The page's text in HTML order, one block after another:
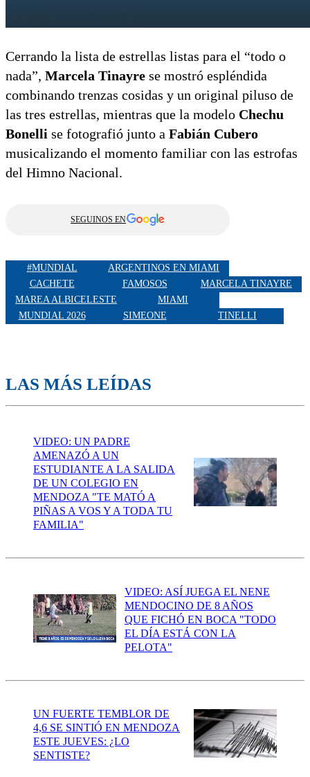
Cerrando la lista de estrellas listas para el “todo o
nada”, Marcela Tinayre se mostró espléndida
combinando trenzas cosidas y un original piluso de
las tres estrellas, mientras que la modelo Chechu
Bonelli se fotografió junto a Fabián Cubero
musicalizando el momento familiar con las estrofas
del Himno Nacional.
SEGUINOS EN
#MUNDIAL
ARGENTINOS EN MIAMI
CACHETE
FAMOSOS
MARCELA TINAYRE
MAREA ALBICELESTE
MIAMI
MUNDIAL 2026
SIMEONE TINELLI
LAS MÁS LEÍDAS
VIDEO: UN PADRE
AMENAZÓ A UN
ESTUDIANTE A LA SALIDA
DE UN COLEGIO EN
MENDOZA "TE MATÓ A
PIÑAS A VOS Y A TODA TU
FAMILIA"
VIDEO: ASÍ JUEGA EL NENE
MENDOCINO DE 8 AÑOS
QUE FICHÓ EN BOCA "TODO
EL DÍA ESTÁ CON LA
PELOTA"
UN FUERTE TEMBLOR DE
4,6 SE SINTIÓ EN MENDOZA
ESTE JUEVES: ¿LO
SENTISTE?